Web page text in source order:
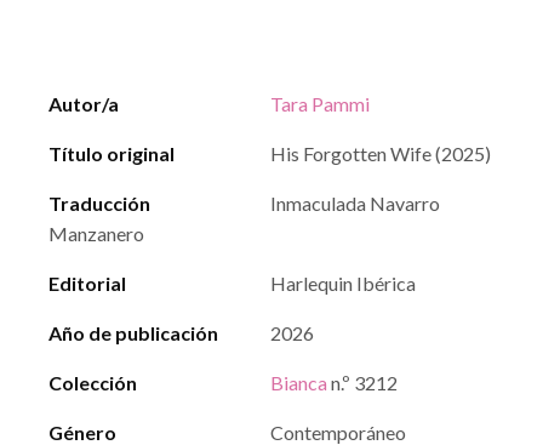
Autor/a Tara Pammi
Título original His Forgotten Wife (2025)
Traducción
Inmaculada Navarro
Manzanero
Editorial Harlequin Ibérica
Año de publicación 2026
Colección Bianca n.º 3212
Género Contemporáneo